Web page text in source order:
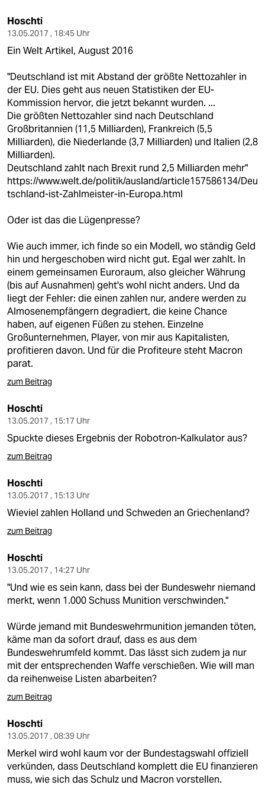
Hoschti
13.05.2017 , 18:45 Uhr
Ein Welt Artikel, August 2016
"Deutschland ist mit Abstand der größte Nettozahler in
der EU. Dies geht aus neuen Statistiken der EU-
Kommission hervor, die jetzt bekannt wurden. ...
Die größten Nettozahler sind nach Deutschland
Großbritannien (11,5 Milliarden), Frankreich (5,5
Milliarden), die Niederlande (3,7 Milliarden) und Italien (2,8
Milliarden).
Deutschland zahlt nach Brexit rund 2,5 Milliarden mehr"
https://www.welt.de/politik/ausland/article157586134/Deu
tschland-ist-Zahlmeister-in-Europa.html
Oder ist das die Lügenpresse?
Wie auch immer, ich finde so ein Modell, wo ständig Geld
hin und hergeschoben wird nicht gut. Egal wer zahlt. In
einem gemeinsamen Euroraum, also gleicher Währung
(bis auf Ausnahmen) geht's wohl nicht anders. Und da
liegt der Fehler: die einen zahlen nur, andere werden zu
Almosenempfängern degradiert, die keine Chance
haben, auf eigenen Füßen zu stehen. Einzelne
Großunternehmen, Player, von mir aus Kapitalisten,
profitieren davon. Und für die Profiteure steht Macron
parat.
zum Beitrag
Hoschti
13.05.2017 , 15:17 Uhr
Spuckte dieses Ergebnis der Robotron-Kalkulator aus?
zum Beitrag
Hoschti
13.05.2017 , 15:13 Uhr
Wieviel zahlen Holland und Schweden an Griechenland?
zum Beitrag
Hoschti
13.05.2017 , 14:27 Uhr
"Und wie es sein kann, dass bei der Bundeswehr niemand
merkt, wenn 1.000 Schuss Munition verschwinden."
Würde jemand mit Bundeswehrmunition jemanden töten,
käme man da sofort drauf, dass es aus dem
Bundeswehrumfeld kommt. Das lässt sich zudem ja nur
mit der entsprechenden Waffe verschießen. Wie will man
da reihenweise Listen abarbeiten?
zum Beitrag
Hoschti
13.05.2017 , 08:39 Uhr
Merkel wird wohl kaum vor der Bundestagswahl offiziell
verkünden, dass Deutschland komplett die EU finanzieren
muss, wie sich das Schulz und Macron vorstellen.